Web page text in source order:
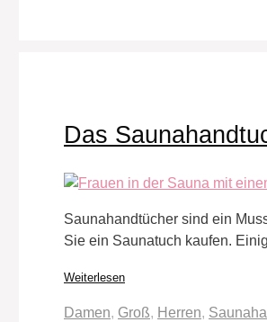
Das
Saunahandtücher sind ein
Sie ein Saunatuch kaufen.
Weiterlesen
Schlagwörter
Damen, Groß, Herren,